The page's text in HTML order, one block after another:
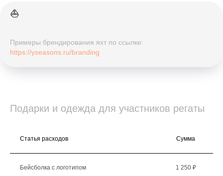
⛵️
Примеры брендирования яхт по ссылке:
https://yseasons.ru/branding
Подарки и одежда для участников регаты
Статья расходов Сумма
Бейсболка с логотипом 1 250 ₽